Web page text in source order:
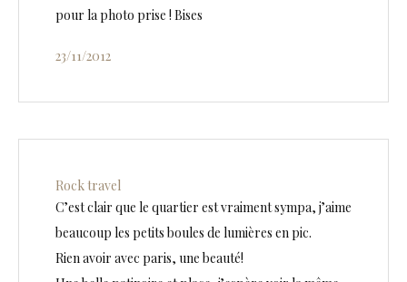
pour la photo prise ! Bises
23/11/2012
Rock travel
C’est clair que le quartier est vraiment sympa, j’aime
beaucoup les petits boules de lumières en pic.
Rien avoir avec paris, une beauté!